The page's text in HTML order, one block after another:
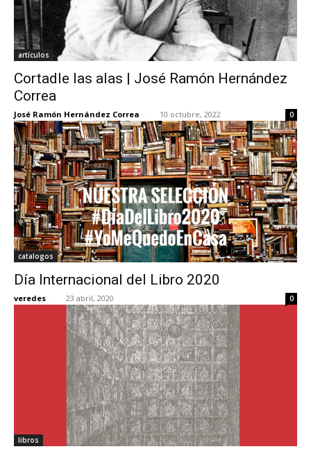
artículos
Cortadle las alas | José Ramón Hernández
Correa
José Ramón Hernández Correa - 10 octubre, 2022 0
catalogos
Día Internacional del Libro 2020
veredes - 23 abril, 2020 0
libros